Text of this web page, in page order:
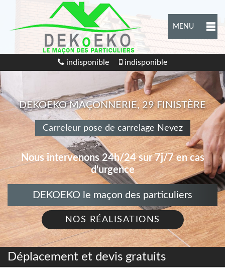
MENU
indisponible indisponible
DEKOEKO MAÇONNERIE, 29 FINISTÈRE
Carreleur pose de carrelage Nevez
Nous intervenons 24h/24 sur 7j/7 en cas
d'urgence
DEKOEKO le maçon des particuliers
NOS RÉALISATIONS
Déplacement et devis gratuits